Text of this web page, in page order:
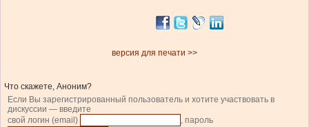
версия для печати >>
Что скажете, Аноним?
Если Вы зарегистрированный пользователь и хотите участвовать в
дискуссии — введите
свой логин (email)
, пароль